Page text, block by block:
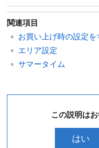
関連項目
お買い上げ時の設定を
エリア設定
サマータイム
この説明は
はい